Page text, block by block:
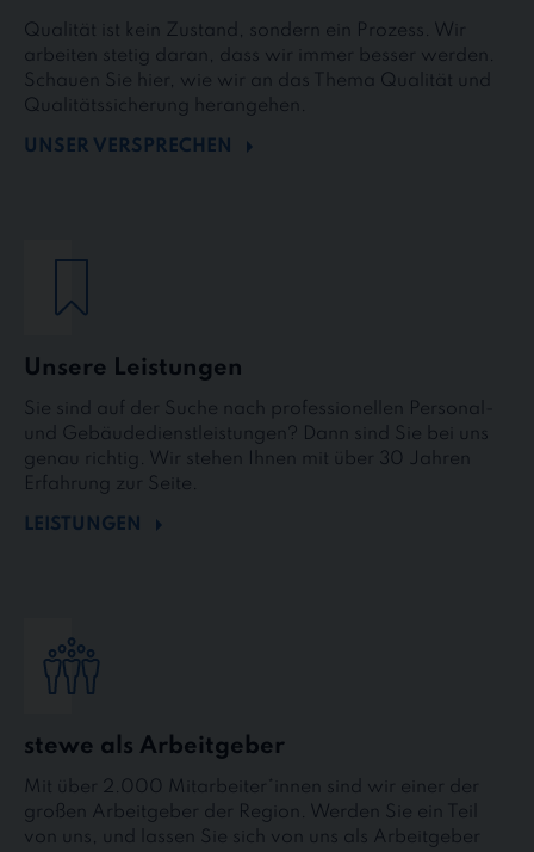
Qualität ist kein Zustand, sondern ein Prozess. Wir
arbeiten stetig daran, dass wir immer besser werden.
Schauen Sie hier, wie wir an das Thema Qualität und
Qualitätssicherung herangehen.
UNSER VERSPRECHEN
Unsere Leistungen
Sie sind auf der Suche nach professionellen Personal-
und Gebäudedienstleistungen? Dann sind Sie bei uns
genau richtig. Wir stehen Ihnen mit über 30 Jahren
Erfahrung zur Seite.
LEISTUNGEN
stewe als Arbeitgeber
Mit über 2.000 Mitarbeiter*innen sind wir einer der
großen Arbeitgeber der Region. Werden Sie ein Teil
von uns, und lassen Sie sich von uns als Arbeitgeber